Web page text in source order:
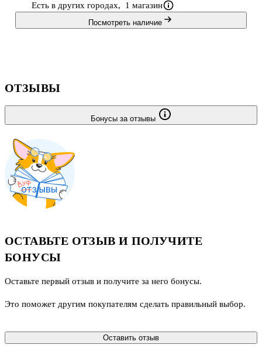
Есть в других городах, 1 магазин
Посмотреть наличие
ОТЗЫВЫ
Бонусы за отзывы
ОСТАВЬТЕ ОТЗЫВ И ПОЛУЧИТЕ
БОНУСЫ
Оставьте первый отзыв и получите за него бонусы.
Это поможет другим покупателям сделать правильный выбор.
Оставить отзыв